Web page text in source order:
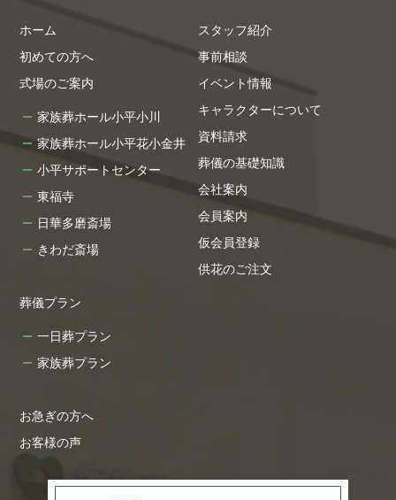
ホーム
初めての方へ
式場のご案内
家族葬ホール小平小川
家族葬ホール小平花小金井
小平サポートセンター
東福寺
日華多磨斎場
きわだ斎場
葬儀プラン
一日葬プラン
家族葬プラン
お急ぎの方へ
お客様の声
スタッフ紹介
事前相談
イベント情報
キャラクターについて
資料請求
葬儀の基礎知識
会社案内
会員案内
仮会員登録
供花のご注文